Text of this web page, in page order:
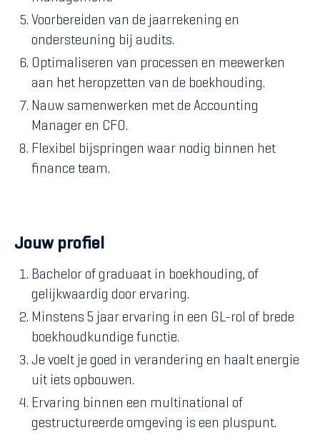
Voorbereiden van de jaarrekening en
ondersteuning bij audits.
Optimaliseren van processen en meewerken
aan het heropzetten van de boekhouding.
Nauw samenwerken met de Accounting
Manager en CFO.
Flexibel bijspringen waar nodig binnen het
finance team.
Jouw profiel
Bachelor of graduaat in boekhouding, of
gelijkwaardig door ervaring.
Minstens 5 jaar ervaring in een GL-rol of brede
boekhoudkundige functie.
Je voelt je goed in verandering en haalt energie
uit iets opbouwen.
Ervaring binnen een multinational of
gestructureerde omgeving is een pluspunt.